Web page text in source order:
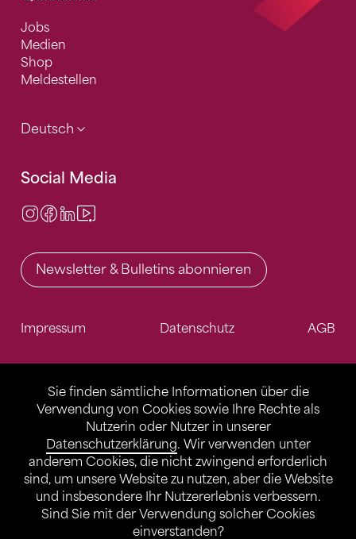
Sie finden sämtliche Informationen über die
Verwendung von Cookies sowie Ihre Rechte als
Nutzerin oder Nutzer in unserer
Datenschutzerklärung. Wir verwenden unter
anderem Cookies, die nicht zwingend erforderlich
sind, um unsere Website zu nutzen, aber die Website
und insbesondere Ihr Nutzererlebnis verbessern.
Sind Sie mit der Verwendung solcher Cookies
einverstanden?
Jobs
Medien
Shop
Meldestellen
Deutsch
Social Media
Instagram
Facebook
LinkedIn
Newsletter & Bulletins abonnieren
Impressum Datenschutz AGB